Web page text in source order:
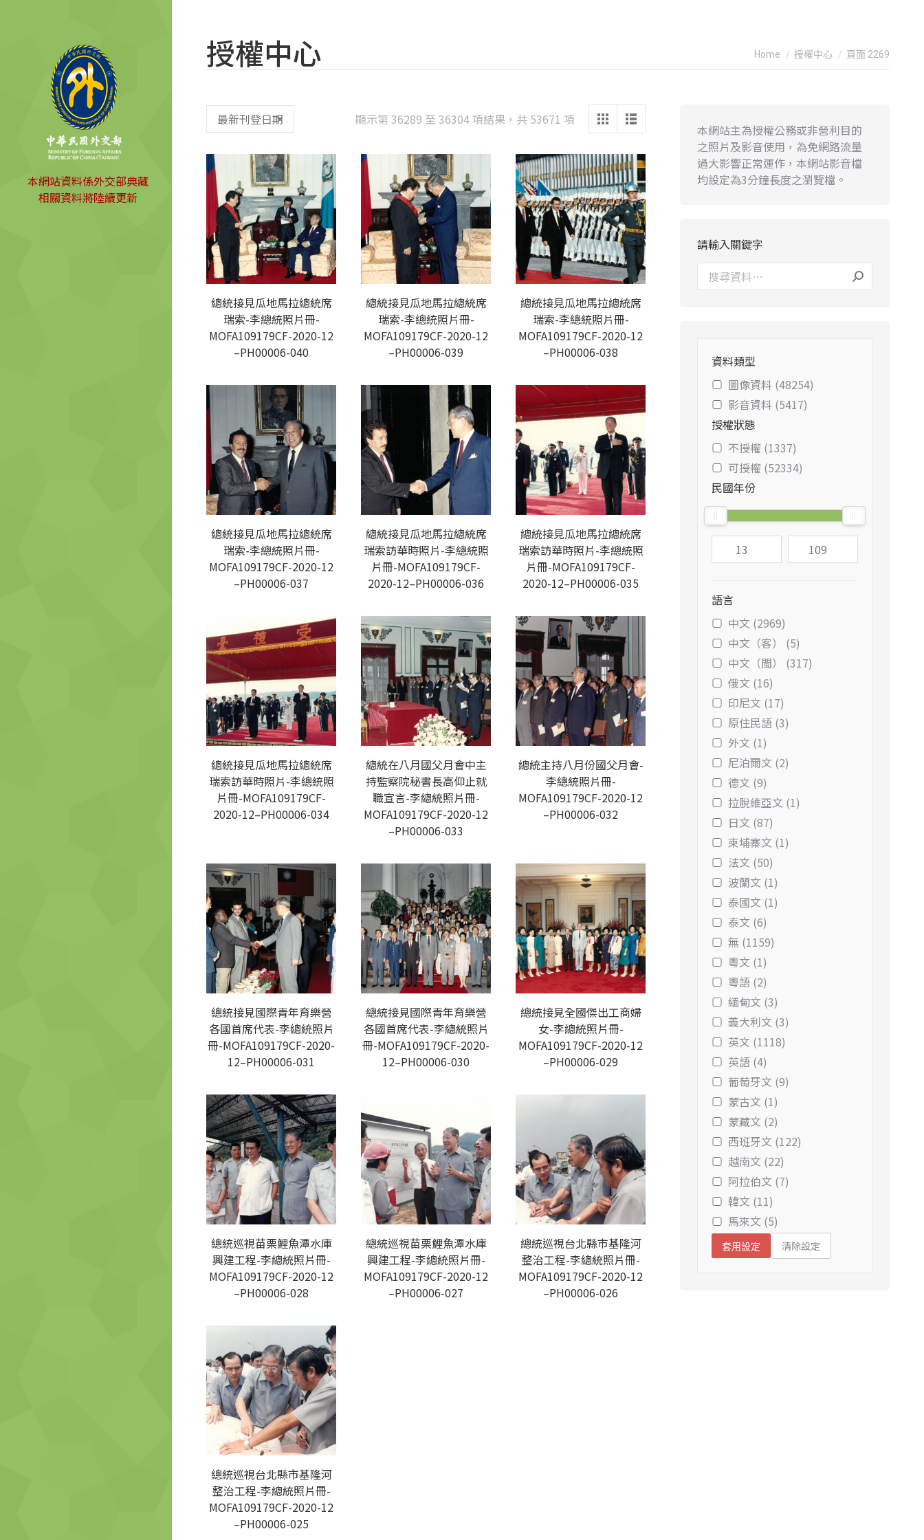
本網站資料係外交部典藏
相關資料將陸續更新
授權中心 You are here:
Home 授權中心 頁面 2269
顯示第 36289 至 36304 項結果，共 53671 項 Sorted
latest
總統接見瓜地馬拉總統席
瑞索-李總統照片冊-
MOFA109179CF-2020-12
–PH00006-040
總統接見瓜地馬拉總統席
瑞索-李總統照片冊-
MOFA109179CF-2020-12
–PH00006-039
總統接見瓜地馬拉總統席
瑞索-李總統照片冊-
MOFA109179CF-2020-12
–PH00006-038
總統接見瓜地馬拉總統席
瑞索-李總統照片冊-
MOFA109179CF-2020-12
–PH00006-037
總統接見瓜地馬拉總統席
瑞索訪華時照片-李總統照
片冊-MOFA109179CF-
2020-12–PH00006-036
總統接見瓜地馬拉總統席
瑞索訪華時照片-李總統照
片冊-MOFA109179CF-
2020-12–PH00006-035
總統接見瓜地馬拉總統席
瑞索訪華時照片-李總統照
片冊-MOFA109179CF-
2020-12–PH00006-034
總統在八月國父月會中主
持監察院秘書長高仰止就
職宣言-李總統照片冊-
MOFA109179CF-2020-12
–PH00006-033
總統主持八月份國父月會-
李總統照片冊-
MOFA109179CF-2020-12
–PH00006-032
總統接見國際青年育樂營
各國首席代表-李總統照片
冊-MOFA109179CF-2020-
12–PH00006-031
總統接見國際青年育樂營
各國首席代表-李總統照片
冊-MOFA109179CF-2020-
12–PH00006-030
總統接見全國傑出工商婦
女-李總統照片冊-
MOFA109179CF-2020-12
–PH00006-029
總統巡視苗栗鯉魚潭水庫
興建工程-李總統照片冊-
MOFA109179CF-2020-12
–PH00006-028
總統巡視苗栗鯉魚潭水庫
興建工程-李總統照片冊-
MOFA109179CF-2020-12
–PH00006-027
總統巡視台北縣市基隆河
整治工程-李總統照片冊-
MOFA109179CF-2020-12
–PH00006-026
總統巡視台北縣市基隆河
整治工程-李總統照片冊-
MOFA109179CF-2020-12
–PH00006-025
本網站主為授權公務或非營利目的
之照片及影音使用，為免網路流量
過大影響正常運作，本網站影音檔
均設定為3分鐘長度之瀏覽檔。
請輸入關鍵字
資料類型
圖像資料 (48254)
影音資料 (5417)
授權狀態
不授權 (1337)
可授權 (52334)
民國年份
語言
中文 (2969)
中文（客） (5)
中文（閩） (317)
俄文 (16)
印尼文 (17)
原住民語 (3)
外文 (1)
尼泊爾文 (2)
德文 (9)
拉脫維亞文 (1)
日文 (87)
柬埔寨文 (1)
法文 (50)
波蘭文 (1)
泰國文 (1)
泰文 (6)
無 (1159)
粵文 (1)
粵語 (2)
緬甸文 (3)
義大利文 (3)
英文 (1118)
英語 (4)
葡萄牙文 (9)
蒙古文 (1)
蒙藏文 (2)
西班牙文 (122)
越南文 (22)
阿拉伯文 (7)
韓文 (11)
馬來文 (5)
套用設定 清除設定